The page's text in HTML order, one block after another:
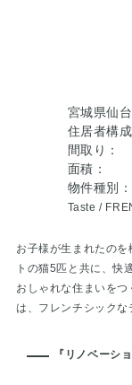
宮城県仙
住居者構
間取り：
面積：
物件種別
Taste /
お子様が生まれたの
トの猫5匹と共に、快
おしゃれな住まいを
は、フレンチシックな
『リノベーシ